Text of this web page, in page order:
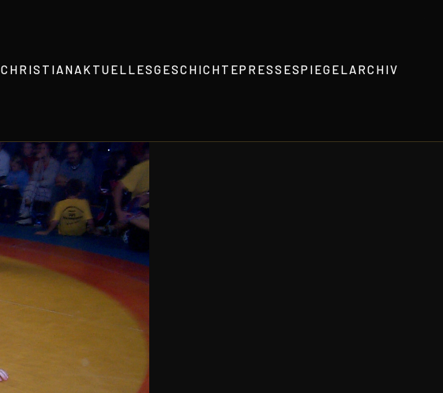
CHRISTIANAKTUELLESGESCHICHTEPRESSESPIEGELARCHIV